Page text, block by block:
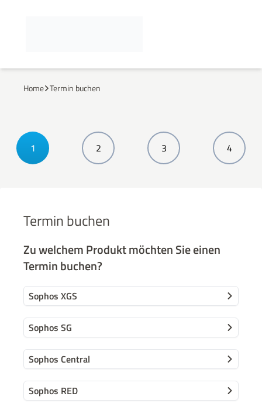
Home Termin buchen
1 2 3 4
Termin buchen
Zu welchem Produkt möchten Sie einen
Termin buchen?
Sophos XGS
Sophos SG
Sophos Central
Sophos RED